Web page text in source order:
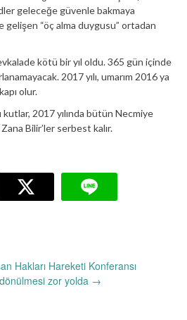
geleceğe güvenle bakmaya
gelişen “öç alma duygusu” ortadan
kötü bir yıl oldu. 365 gün içinde
2017 yılı, umarım 2016 ya
olur.
kutlar, 2017 yılında bütün Necmiye
Bilir’ler serbest kalır.
Hakları Hareketi Konferansı
zor yolda →